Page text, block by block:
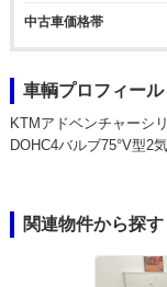
中古車価格帯
車輌プロフィール
KTMアドベンチャーシ
DOHC4バルブ75°V型2
関連物件から探す